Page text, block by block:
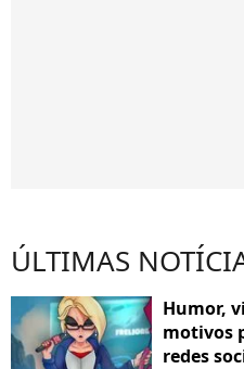
ÚLTIMAS
Humor,
motivos
redes